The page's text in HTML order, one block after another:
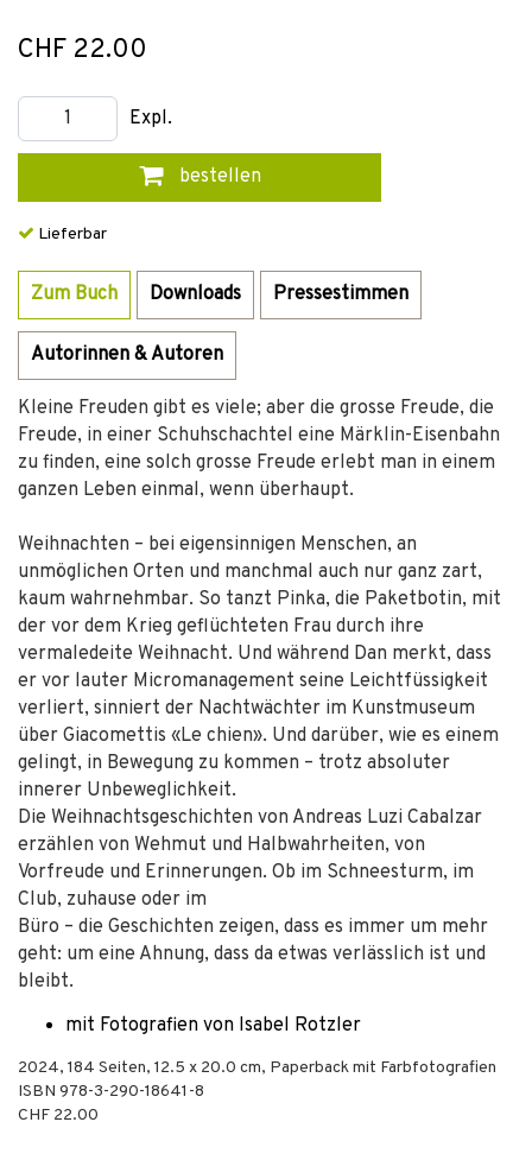
CHF 22.00
Expl.
bestellen
Lieferbar
Zum Buch Downloads Pressestimmen
Autorinnen & Autoren
Kleine Freuden gibt es viele; aber die grosse Freude, die
Freude, in einer Schuhschachtel eine Märklin-Eisenbahn
zu finden, eine solch grosse Freude erlebt man in einem
ganzen Leben einmal, wenn überhaupt.
Weihnachten – bei eigensinnigen Menschen, an
unmöglichen Orten und manchmal auch nur ganz zart,
kaum wahrnehmbar. So tanzt Pinka, die Paketbotin, mit
der vor dem Krieg geflüchteten Frau durch ihre
vermaledeite Weihnacht. Und während Dan merkt, dass
er vor lauter Micromanagement seine Leichtfüssigkeit
verliert, sinniert der Nachtwächter im Kunstmuseum
über Giacomettis «Le chien». Und darüber, wie es einem
gelingt, in Bewegung zu kommen – trotz absoluter
innerer Unbeweglichkeit.
Die Weihnachtsgeschichten von Andreas Luzi Cabalzar
erzählen von Wehmut und Halbwahrheiten, von
Vorfreude und Erinnerungen. Ob im Schneesturm, im
Club, zuhause oder im
Büro – die Geschichten zeigen, dass es immer um mehr
geht: um eine Ahnung, dass da etwas verlässlich ist und
bleibt.
mit Fotografien von Isabel Rotzler
2024, 184 Seiten, 12.5 x 20.0 cm, Paperback mit Farbfotografien
ISBN 978-3-290-18641-8
CHF 22.00